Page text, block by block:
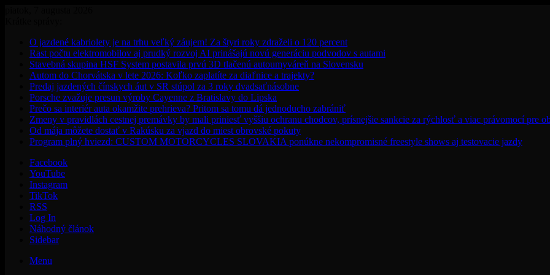
O jazdené kabriolety je na trhu veľký záujem! Za štyri roky zdraželi o 120 percent
Rast počtu elektromobilov aj prudký rozvoj AI prinášajú novú generáciu podvodov s autami
Stavebná skupina HSF System postavila prvú 3D tlačenú autoumyváreň na Slovensku
Autom do Chorvátska v lete 2026: Koľko zaplatíte za diaľnice a trajekty?
Predaj jazdených čínskych áut v SR stúpol za 3 roky dvadsaťnásobne
Porsche zvažuje presun výroby Cayenne z Bratislavy do Lipska
Prečo sa interiér auta okamžite prehrieva? Pritom sa tomu dá jednoducho zabrániť
Zmeny v pravidlách cestnej premávky by mali priniesť vyššiu ochranu chodcov, prísnejšie sankcie za rýchlosť a viac právomocí pre
Od mája môžete dostať v Rakúsku za vjazd do miest obrovské pokuty
Program plný hviezd: CUSTOM MOTORCYCLES SLOVAKIA ponúkne nekompromisné freestyle shows aj testovacie jazdy
Facebook
YouTube
Instagram
TikTok
RSS
Log In
Náhodný článok
Sidebar
Menu